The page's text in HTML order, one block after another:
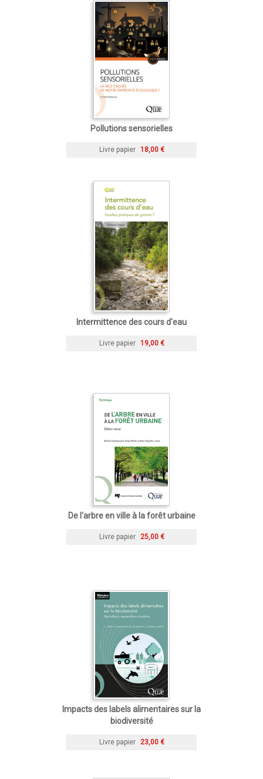
Pollutions sensorielles
Livre papier 18,00 €
Intermittence des cours d'eau
Livre papier 19,00 €
De l'arbre en ville à la forêt urbaine
Livre papier 25,00 €
Impacts des labels alimentaires sur la
biodiversité
Livre papier 23,00 €